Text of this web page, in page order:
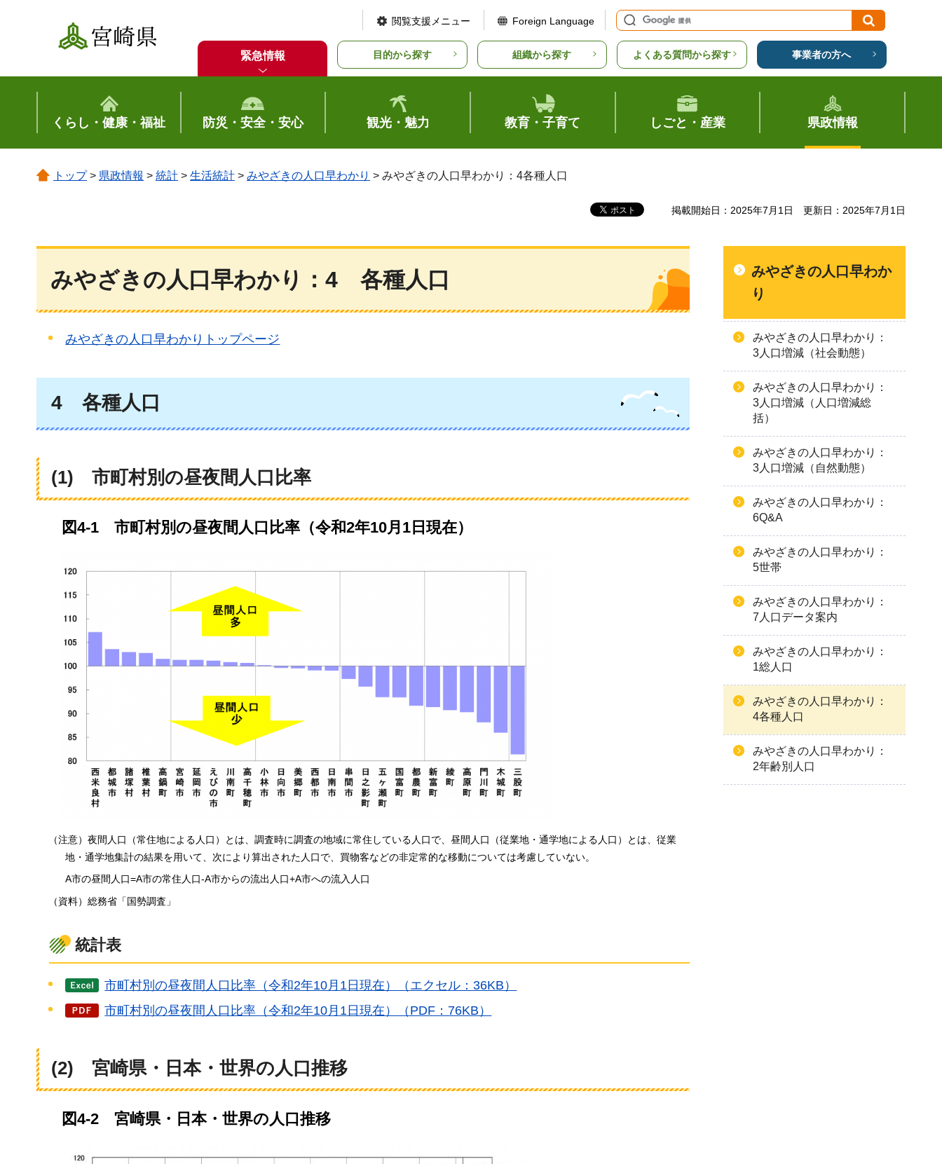
宮崎県
閲覧支援メニュー Foreign Language
緊急情報 目的から探す 組織から探す よくある質問から探す 事業者の方へ
くらし・健康・福祉 防災・安全・安心 観光・魅力 教育・子育て しごと・産業 県政情報
トップ> 県政情報 > 統計 > 生活統計 > みやざきの人口早わかり > みやざきの人口早わかり：4各種人口
掲載開始日：2025年7月1日 更新日：2025年7月1日
みやざきの人口早わかり：4 各種人口
みやざきの人口早わかりトップページ
4 各種人口
(1) 市町村別 の昼夜間人口比率
図4-1 市町村別 の昼夜間人口比率（令和2年10月1日現在）
（注意）夜間人口（常住地による人口）とは、調査時に調査の地域に常住している人口で、昼間人口（従業地・通学地による人口）とは、従業
地・通学地集計の結果を用いて、次により算出された人口で、買物客などの非定常的な移動については考慮していない。
A市の昼間人口=A市の常住人口-A市からの流出人口+A市への流入人口
（資料）総務省「国勢調査」
統計表
市町村別の昼夜間人口比率（令和2年10月1日現在）（エクセル：36KB）
市町村別の昼夜間人口比率（令和2年10月1日現在）（PDF：76KB）
(2) 宮崎県・日本・世界の人口推移
図4-2 宮崎県・日本・世界の人口推移
みやざきの人口早わか
り
みやざきの人口早わかり：
3人口増減（社会動態）
みやざきの人口早わかり：
3人口増減（人口増減総
括）
みやざきの人口早わかり：
3人口増減（自然動態）
みやざきの人口早わかり：
6Q&A
みやざきの人口早わかり：
5世帯
みやざきの人口早わかり：
7人口データ案内
みやざきの人口早わかり：
1総人口
みやざきの人口早わかり：
4各種人口
みやざきの人口早わかり：
2年齢別人口